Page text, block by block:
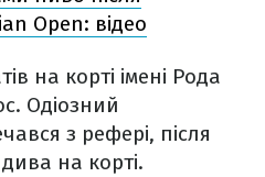
Open: відео
на корті імені Рода
Одіозний
з рефері, після
на корті.